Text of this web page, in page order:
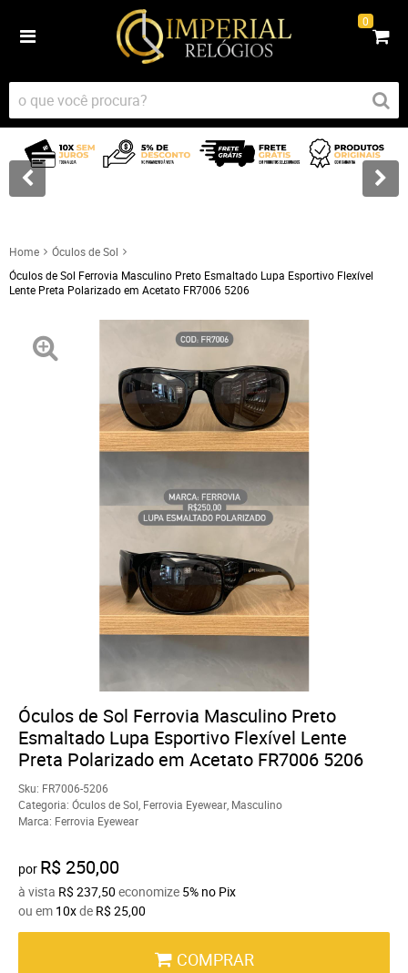
0
Home
Óculos de Sol
Óculos de Sol Ferrovia Masculino Preto Esmaltado Lupa Esportivo Flexível
Lente Preta Polarizado em Acetato FR7006 5206
Óculos de Sol Ferrovia Masculino Preto
Esmaltado Lupa Esportivo Flexível Lente
Preta Polarizado em Acetato FR7006 5206
Sku: FR7006-5206
Categoria: Óculos de Sol Ferrovia Eyewear Masculino
Marca: Ferrovia Eyewear
por R$ 250,00
à vista R$ 237,50 economize 5% no Pix
ou em 10xde R$ 25,00
COMPRAR